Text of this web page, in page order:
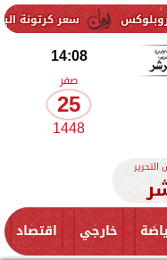
سعر كرتونة البيض في بورصة
14:08
صفر
25
1448
خارجي اقتصاد